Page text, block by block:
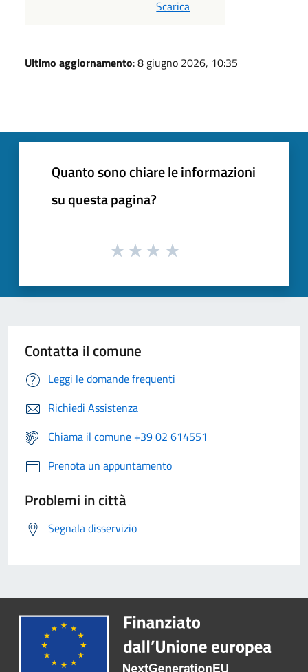
Scarica
Ultimo aggiornamento: 8 giugno 2026, 10:35
Quanto sono chiare le informazioni
su questa pagina?
Contatta il comune
Leggi le domande frequenti
Richiedi Assistenza
Chiama il comune +39 02 614551
Prenota un appuntamento
Problemi in città
Segnala disservizio